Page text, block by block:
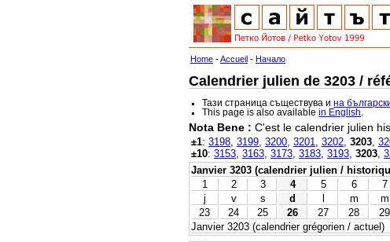
Home -Accueil - Начало
Calendrier julien de 3203 /
Тази страница съществува ина
This page is also availablein English
Nota Bene : C'est le calendrier julien
±1: 3198 3199 3200 3201 3202 3203
±10: 3153 3163 3173 3183 3193 3203
Janvier 3203 (calendrier julien /
1
2 3 4 5 6 7
j
v s d l m m
23
24 25 26 27 28 29
Janvier 3203 (calendrier grégorien / actuel)